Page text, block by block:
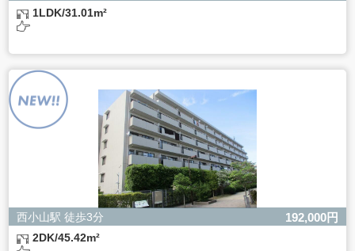
1LDK/31.01m²
西小山駅 徒歩3分 192,000円
2DK/45.42m²